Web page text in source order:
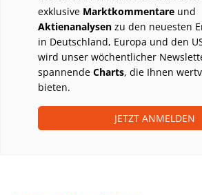
exklusive Marktkommentare und
Aktienanalysen zu den neuesten
in Deutschland, Europa und den
wird unser wöchentlicher
spannende Charts, die Ihnen
bieten.
JETZT ANMELDEN